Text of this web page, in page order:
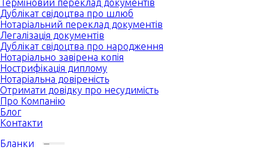
Терміновий переклад документів
Дублікат свідоцтва про шлюб
Нотаріальний переклад документів
Легалізація документів
Дублікат свідоцтва про народження
Нотаріально завірена копія
Нострифікація диплому
Нотаріальна довіреність
Отримати довідку про несудимість
Про Компанію
Блог
Контакти
Бланки